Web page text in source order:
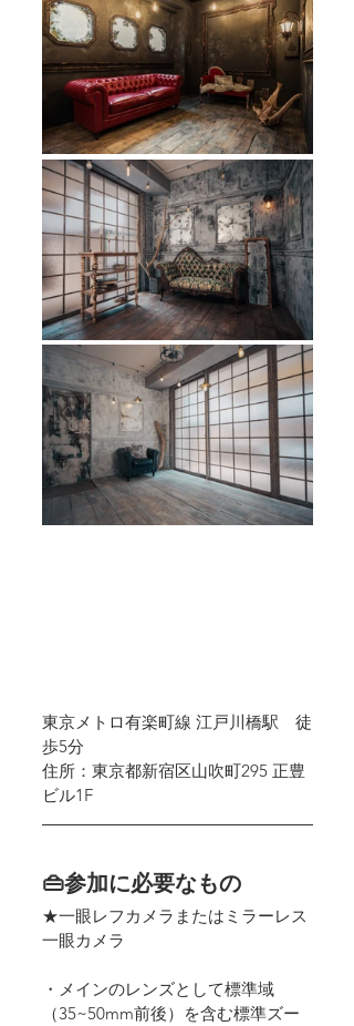
東京メトロ有楽町線 江戸川橋駅　徒
歩5分
住所：東京都新宿区山吹町295 正豊
ビル1F
👜参加に必要なもの
★一眼レフカメラまたはミラーレス
一眼カメラ
・メインのレンズとして標準域
（35~50mm前後）を含む標準ズー